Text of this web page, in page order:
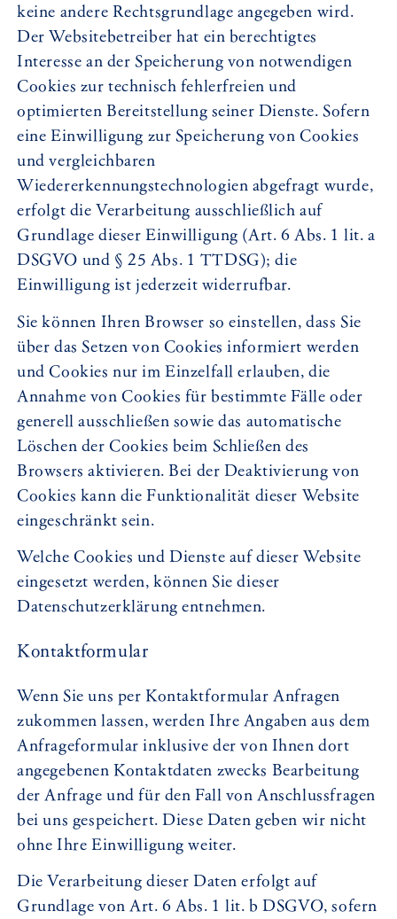
keine andere Rechtsgrundlage angegeben wird.
Der Websitebetreiber hat ein berechtigtes
Interesse an der Speicherung von notwendigen
Cookies zur technisch fehlerfreien und
optimierten Bereitstellung seiner Dienste. Sofern
eine Einwilligung zur Speicherung von Cookies
und vergleichbaren
Wiedererkennungstechnologien abgefragt wurde,
erfolgt die Verarbeitung ausschließlich auf
Grundlage dieser Einwilligung (Art. 6 Abs. 1 lit. a
DSGVO und § 25 Abs. 1 TTDSG); die
Einwilligung ist jederzeit widerrufbar.
Sie können Ihren Browser so einstellen, dass Sie
über das Setzen von Cookies informiert werden
und Cookies nur im Einzelfall erlauben, die
Annahme von Cookies für bestimmte Fälle oder
generell ausschließen sowie das automatische
Löschen der Cookies beim Schließen des
Browsers aktivieren. Bei der Deaktivierung von
Cookies kann die Funktionalität dieser Website
eingeschränkt sein.
Welche Cookies und Dienste auf dieser Website
eingesetzt werden, können Sie dieser
Datenschutzerklärung entnehmen.
Kontaktformular
Wenn Sie uns per Kontaktformular Anfragen
zukommen lassen, werden Ihre Angaben aus dem
Anfrageformular inklusive der von Ihnen dort
angegebenen Kontaktdaten zwecks Bearbeitung
der Anfrage und für den Fall von Anschlussfragen
bei uns gespeichert. Diese Daten geben wir nicht
ohne Ihre Einwilligung weiter.
Die Verarbeitung dieser Daten erfolgt auf
Grundlage von Art. 6 Abs. 1 lit. b DSGVO, sofern